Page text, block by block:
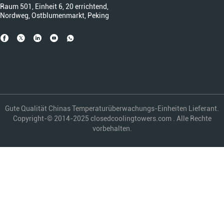
Raum 501, Einheit 6, 20 errichtend,
Nordweg, Ostblumenmarkt, Peking
Gute Qualität Chinas Temperaturüberwachungs-Einheiten Lieferant.
Copyright-© 2014-2025 closedcoolingtowers.com . Alle Rechte
vorbehalten.